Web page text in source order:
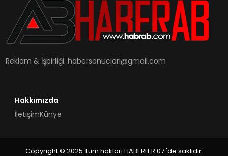
Reklam & İşbirliği:habersonuclari@gmail.com
Hakkımızda
İletişimKünye
Copyright © 2025 Tüm hakları HABERLER 07 'de saklıdır.